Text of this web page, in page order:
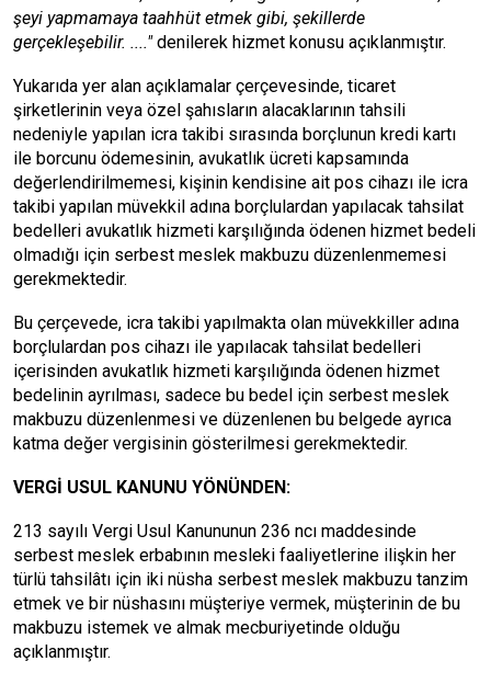
şeyi yapmamaya taahhüt etmek gibi, şekillerde
gerçekleşebilir. ...."denilerek hizmet konusu açıklanmıştır.
Yukarıda yer alan açıklamalar çerçevesinde, ticaret
şirketlerinin veya özel şahısların alacaklarının tahsili
nedeniyle yapılan icra takibi sırasında borçlunun kredi kartı
ile borcunu ödemesinin, avukatlık ücreti kapsamında
değerlendirilmemesi, kişinin kendisine ait pos cihazı ile icra
takibi yapılan müvekkil adına borçlulardan yapılacak tahsilat
bedelleri avukatlık hizmeti karşılığında ödenen hizmet bedeli
olmadığı için serbest meslek makbuzu düzenlenmemesi
gerekmektedir.
Bu çerçevede, icra takibi yapılmakta olan müvekkiller adına
borçlulardan pos cihazı ile yapılacak tahsilat bedelleri
içerisinden avukatlık hizmeti karşılığında ödenen hizmet
bedelinin ayrılması, sadece bu bedel için serbest meslek
makbuzu düzenlenmesi ve düzenlenen bu belgede ayrıca
katma değer vergisinin gösterilmesi gerekmektedir.
VERGİ USUL KANUNU YÖNÜNDEN:
213 sayılı Vergi Usul Kanununun 236 ncı maddesinde
serbest meslek erbabının mesleki faaliyetlerine ilişkin her
türlü tahsilâtı için iki nüsha serbest meslek makbuzu tanzim
etmek ve bir nüshasını müşteriye vermek, müşterinin de bu
makbuzu istemek ve almak mecburiyetinde olduğu
açıklanmıştır.